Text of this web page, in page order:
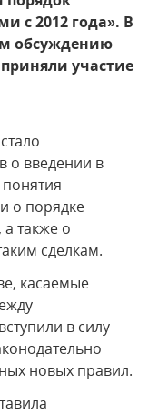
с 2012 года». В
обсуждению
участие
о введении в
и о порядке
также о
сделкам.
касаемые
в силу
новых правил.